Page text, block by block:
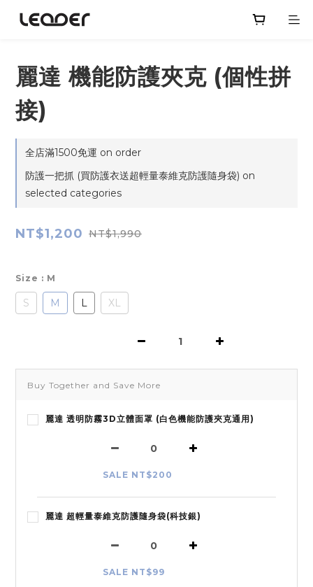
麗達 機能防護夾克 (個性拼
接)
全店滿1500免運 on order
防護一把抓 (買防護衣送超輕量泰維克防護隨身袋) on
selected categories
NT$1,200 NT$1,990
Size : M
S M L XL
Buy Together and Save More
麗達 透明防霧3D立體面罩 (白色機能防護夾克通用)
SALE NT$200
麗達 超輕量泰維克防護隨身袋(科技銀)
SALE NT$99